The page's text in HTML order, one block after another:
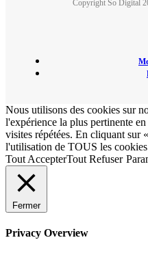
Copyright So Digital
Nous utilisons des cookies sur
l'expérience la plus pertinente
visites répétées. En cliquant sur
l'utilisation de TOUS les
Tout AccepterTout Refuser
Fermer
Privacy Overview